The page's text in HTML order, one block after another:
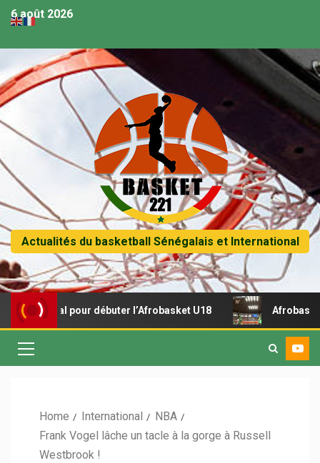
6 août 2026
Actualités du basketball Sénégalais et International
pour débuter l’Afrobasket U18 Afrobasket U18 –
Home International
NBA
Frank Vogel lâche un tacle à la gorge à Russell
Westbrook !